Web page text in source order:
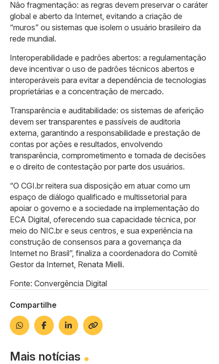
Não fragmentação: as regras devem preservar o caráter
global e aberto da Internet, evitando a criação de
“muros” ou sistemas que isolem o usuário brasileiro da
rede mundial.
Interoperabilidade e padrões abertos: a regulamentação
deve incentivar o uso de padrões técnicos abertos e
interoperáveis para evitar a dependência de tecnologias
proprietárias e a concentração de mercado.
Transparência e auditabilidade: os sistemas de aferição
devem ser transparentes e passíveis de auditoria
externa, garantindo a responsabilidade e prestação de
contas por ações e resultados, envolvendo
transparência, comprometimento e tomada de decisões
e o direito de contestação por parte dos usuários.
“O CGI.br reitera sua disposição em atuar como um
espaço de diálogo qualificado e multissetorial para
apoiar o governo e a sociedade na implementação do
ECA Digital, oferecendo sua capacidade técnica, por
meio do NIC.br e seus centros, e sua experiência na
construção de consensos para a governança da
Internet no Brasil”, finaliza a coordenadora do Comitê
Gestor da Internet, Renata Mielli.
Fonte: Convergência Digital
Compartilhe
Mais notícias